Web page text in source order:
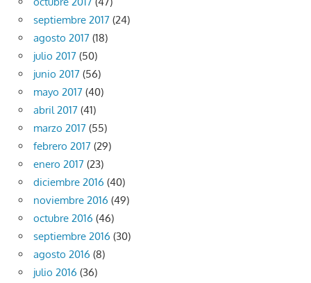
septiembre 2017 (24)
agosto 2017 (18)
julio 2017 (50)
junio 2017 (56)
mayo 2017 (40)
abril 2017 (41)
marzo 2017 (55)
febrero 2017 (29)
enero 2017 (23)
diciembre 2016 (40)
noviembre 2016 (49)
octubre 2016 (46)
septiembre 2016 (30)
agosto 2016 (8)
julio 2016 (36)